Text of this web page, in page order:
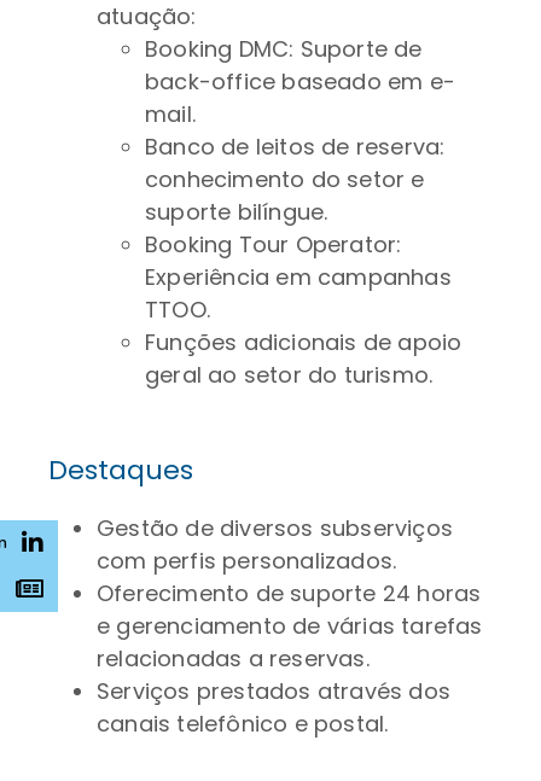
atuação:
Booking DMC: Suporte de
back-office baseado em e-
mail.
Banco de leitos de reserva:
conhecimento do setor e
suporte bilíngue.
Booking Tour Operator:
Experiência em campanhas
TTOO.
Funções adicionais de apoio
geral ao setor do turismo.
Destaques
Gestão de diversos subserviços
com perfis personalizados.
Oferecimento de suporte 24 horas
e gerenciamento de várias tarefas
relacionadas a reservas.
Serviços prestados através dos
canais telefônico e postal.